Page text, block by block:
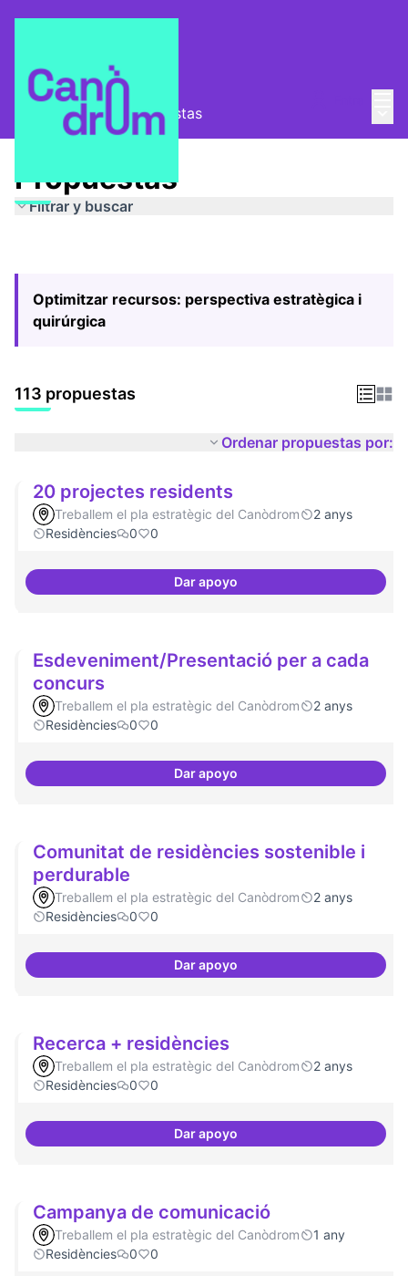
Pla Estratègic Propuestas
Propuestas
Filtrar y buscar
Optimitzar recursos: perspectiva estratègica i
quirúrgica
113 propuestas
Ordenar propuestas por:
20 projectes residents
Treballem el pla estratègic del Canòdrom
2 anys
Residències
0 0
Dar apoyo20 projectes residents
Esdeveniment/Presentació per a cada
concurs
Treballem el pla estratègic del Canòdrom
2 anys
Residències
0 0
Dar apoyoEsdeveniment/Presentació per
Comunitat de residències sostenible i
perdurable
Treballem el pla estratègic del Canòdrom
2 anys
Residències
0 0
Dar apoyo Comunitat
Recerca + residències
Treballem el pla estratègic del Canòdrom
2 anys
Residències
0 0
Dar apoyoRecerca + residències
Campanya de comunicació
Treballem el pla estratègic del Canòdrom
1 any
Residències
0 0